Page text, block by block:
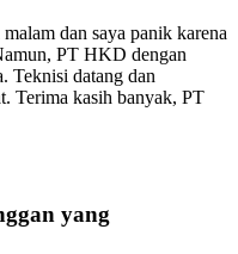
dan saya panik karena
PT HKD dengan
Teknisi datang dan
Terima kasih banyak, PT
yang